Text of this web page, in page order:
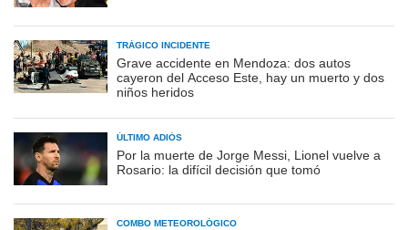
TRÁGICO INCIDENTE
Grave accidente en Mendoza: dos autos
cayeron del Acceso Este, hay un muerto y dos
niños heridos
ÚLTIMO ADIÓS
Por la muerte de Jorge Messi, Lionel vuelve a
Rosario: la difícil decisión que tomó
COMBO METEOROLÓGICO